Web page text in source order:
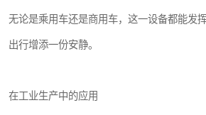
无论是乘用车还是商用车，这一设备都能发
出行增添一份安静。
在工业生产中的应用